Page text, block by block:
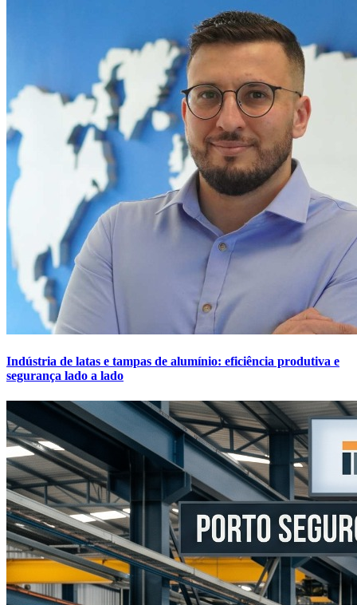
Indústria de latas e tampas de alumínio: eficiência produtiva e
segurança lado a lado